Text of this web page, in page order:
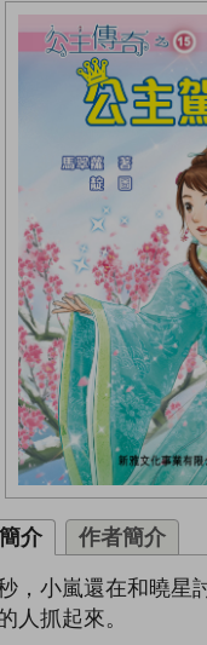
介 作者簡介
，小嵐還在和曉星
人抓起來。